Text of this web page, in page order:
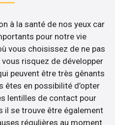
à la santé de nos yeux car
pour notre vie
vous choisissez de ne pas
risquez de développer
peuvent être très gênants
êtes en possibilité d’opter
lentilles de contact pour
il se trouve être également
régulières au moment